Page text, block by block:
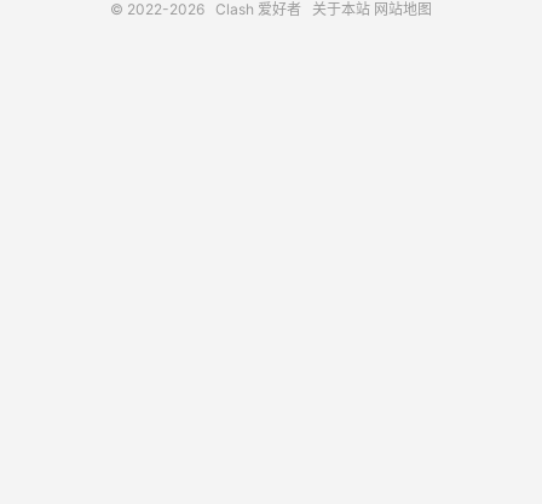
© 2022-2026 Clash 爱好者 关于本站 网站地图